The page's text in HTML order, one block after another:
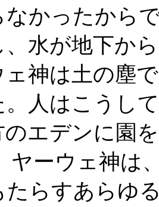
なかったから
水が地下か
ェ神は土の塵
。人はこうし
のエデンに園
ヤーウェ神は
たらすあらゆ